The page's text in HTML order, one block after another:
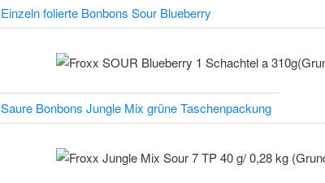
Einzeln folierte Bonbons Sour Blueberry
Saure Bonbons Jungle Mix grüne Taschenpackung